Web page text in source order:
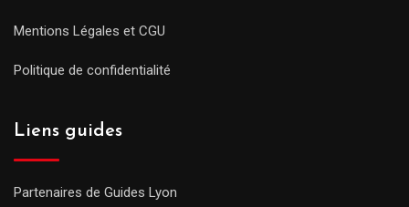
Mentions Légales et CGU
Politique de confidentialité
Liens guides
Partenaires de Guides Lyon